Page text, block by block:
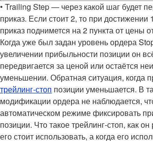
• Trailing Step — через какой шаг будет
приказ. Если стоит 2, то при достижении
приказ поднимется на 2 пункта от цены
Когда уже был задан уровень ордера
увеличении прибыльности позиции он
передвигается за ценой или остаётся
уменьшении. Обратная ситуация, когда
трейлинг-стоп позиции уменьшается. В
модификации ордера не наблюдается,
автоматическом режиме фиксировать
позиции. Что такое трейлинг-стоп, как он
его стоит использовать, а когда его